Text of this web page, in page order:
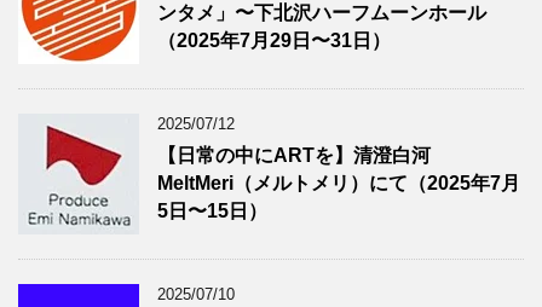
ンタメ」〜下北沢ハーフムーンホール
（2025年7月29日〜31日）
2025/07/12
【日常の中にARTを】清澄白河
MeltMeri（メルトメリ）にて（2025年7月
5日〜15日）
2025/07/10